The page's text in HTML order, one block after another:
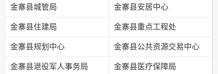
金寨县城管局 金寨县安居中心
金寨县住建局 金寨县重点工程处
金寨县规划中心 金寨县公共资源交易中心
金寨县退役军人事务局 金寨县医疗保障局